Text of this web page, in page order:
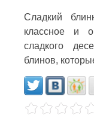
Сладкий
классное и
сладкого
блинов,